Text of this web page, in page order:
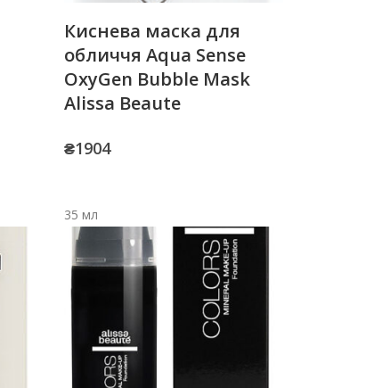
Киснева маска для
обличчя Aqua Sense
OxyGen Bubble Mask
Alissa Beaute
₴1904
35 мл